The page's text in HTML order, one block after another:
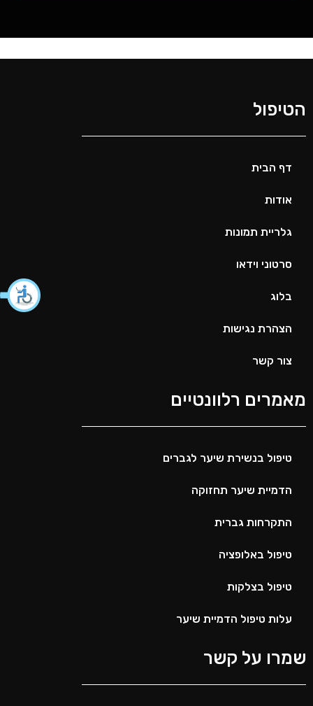
הטיפול
דף הבית
אודות
גלריית תמונות
סרטוני וידאו
בלוג
הצהרת נגישות
צור קשר
מאמרים רלוונטיים
טיפול בנשירת שיער לגברים
הדמיית שיער תחזוקה
התקרחות גברית
טיפול באלופציה
טיפול בצלקות
עלות טיפול הדמיית שיער
שמרו על קשר